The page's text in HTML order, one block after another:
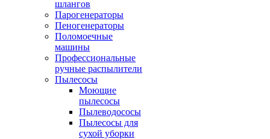
шлангов
Парогенераторы
Пеногенераторы
Поломоечные
машины
Профессиональные
ручные распылители
Пылесосы
Моющие
пылесосы
Пылеводососы
Пылесосы для
сухой уборки